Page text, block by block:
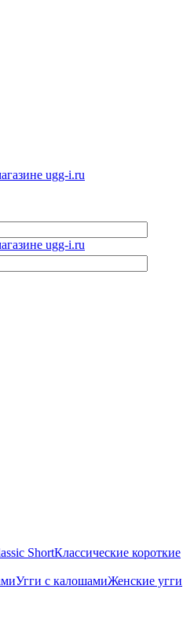
ShortКлассические короткие
Угги с калошамиЖенские угги